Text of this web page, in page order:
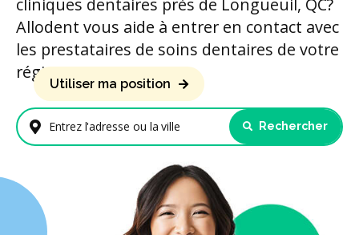
Allodent vous aide à entrer en contact avec
les prestataires de soins dentaires de votre
région.
Entrez l'adresse ou la ville
Utiliser ma position
Rechercher